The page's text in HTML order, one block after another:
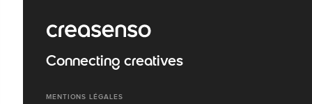
Connecting creatives
MENTIONS LÉGALES